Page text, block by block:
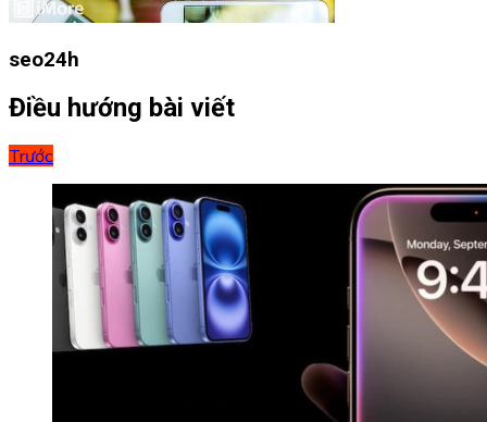
seo24h
Điều hướng bài viết
Trước